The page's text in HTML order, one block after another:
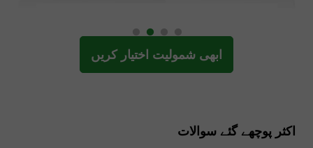
ابھی شمولیت اختیار کریں
اکثر پوچھے گئے سوالات